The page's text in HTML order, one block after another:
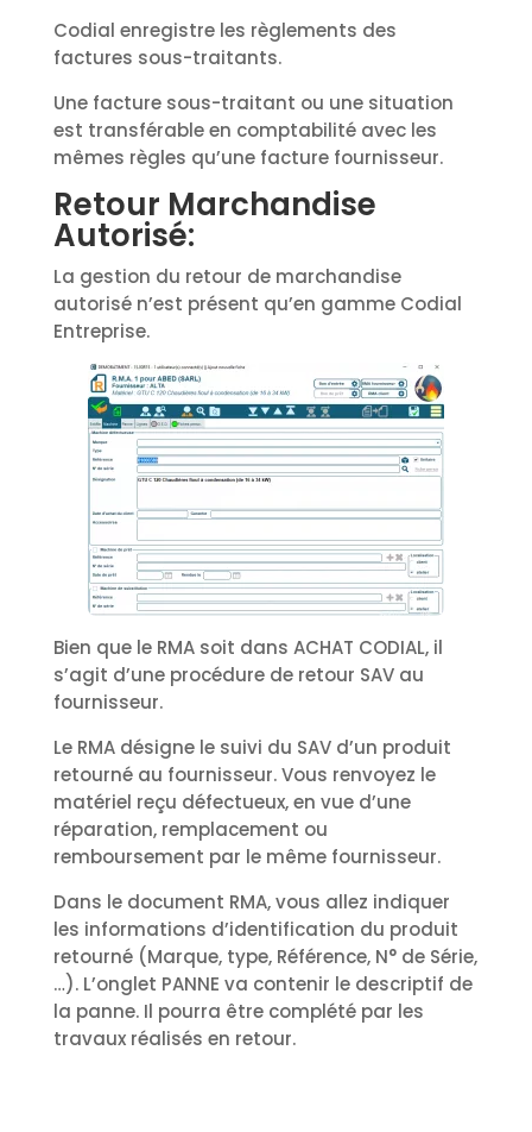
Codial enregistre les règlements des
factures sous-traitants.
Une facture sous-traitant ou une situation
est transférable en comptabilité avec les
mêmes règles qu’une facture fournisseur.
Retour Marchandise
Autorisé:
La gestion du retour de marchandise
autorisé n’est présent qu’en gamme Codial
Entreprise.
Bien que le RMA soit dans ACHAT CODIAL, il
s’agit d’une procédure de retour SAV au
fournisseur.
Le RMA désigne le suivi du SAV d’un produit
retourné au fournisseur. Vous renvoyez le
matériel reçu défectueux, en vue d’une
réparation, remplacement ou
remboursement par le même fournisseur.
Dans le document RMA, vous allez indiquer
les informations d’identification du produit
retourné (Marque, type, Référence, N° de Série,
…). L’onglet PANNE va contenir le descriptif de
la panne. Il pourra être complété par les
travaux réalisés en retour.